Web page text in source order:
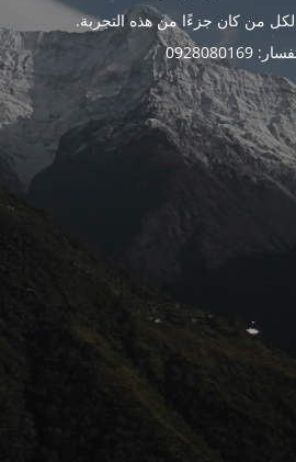
لكل من كان جزءًا من هذه التجربة.
0928080169